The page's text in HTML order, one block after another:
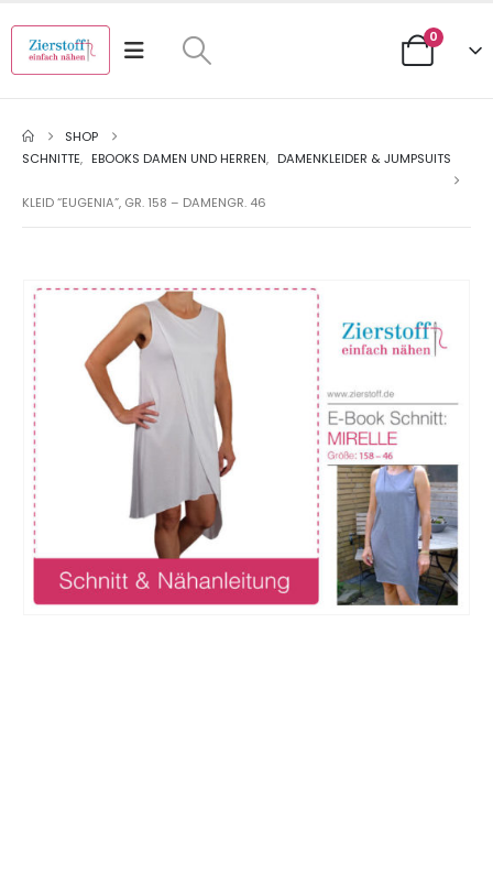
0
SHOP
SCHNITTE, EBOOKS DAMEN UND HERREN, DAMENKLEIDER & JUMPSUITS
KLEID “EUGENIA”, GR. 158 – DAMENGR. 46